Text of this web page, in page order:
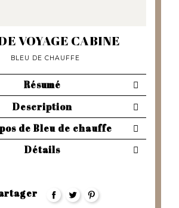
VOYAGE CABINE
BLEU DE CHAUFFE
Résumé
Description
de Bleu de chauffe
Détails